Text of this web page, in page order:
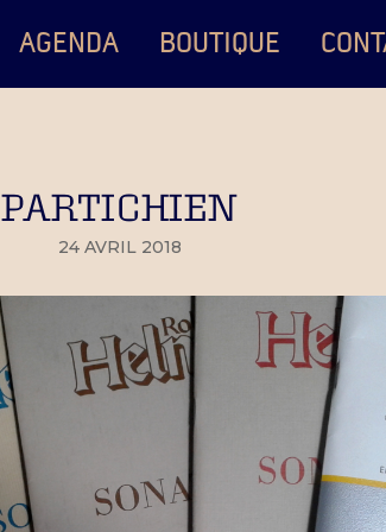
AGENDA BOUTIQUE
PARTICHIEN
24 AVRIL 2018